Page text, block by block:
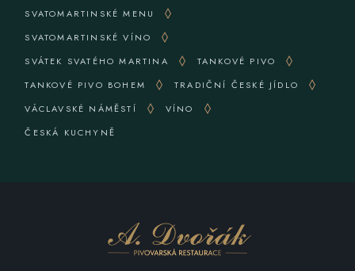
SVATOMARTINSKÉ MENU
SVATOMARTINSKÉ VÍNO
SVÁTEK SVATÉHO MARTINA
TANKOVÉ PIVO
TANKOVÉ PIVO BOHEM
TRADIČNÍ ČESKÉ JÍDLO
VÁCLAVSKÉ NÁMĚSTÍ
VÍNO
ČESKÁ KUCHYNĚ